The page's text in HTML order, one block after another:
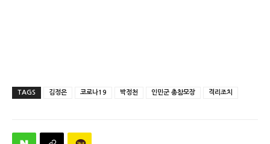
TAGS 김정은 코로나19 박정천 인민군 총참모장 격리조치